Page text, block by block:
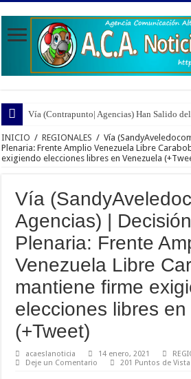
Vía (Contrapunto| Agencias) Han Salido
Vía (Red de Medios | Agencias) Nueva
INICIO / REGIONALES / Vía
Plenaria: Frente Amplio Venezuela Libre
exigiendo elecciones libres en Venezuela
Vía
Agencias) |
Plenaria: Frente
Venezuela Libre
mantiene firme
elecciones libres
(+Tweet)
acaeslanoticia 14 enero, 2021
Deje un Comentario
201 Puntos de Vista